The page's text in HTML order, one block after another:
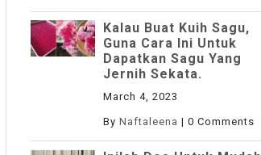
Kalau Buat Kuih Sagu,
Guna Cara Ini Untuk
Dapatkan Sagu Yang
Jernih Sekata.
March 4, 2023
By Naftaleena | 0 Comments